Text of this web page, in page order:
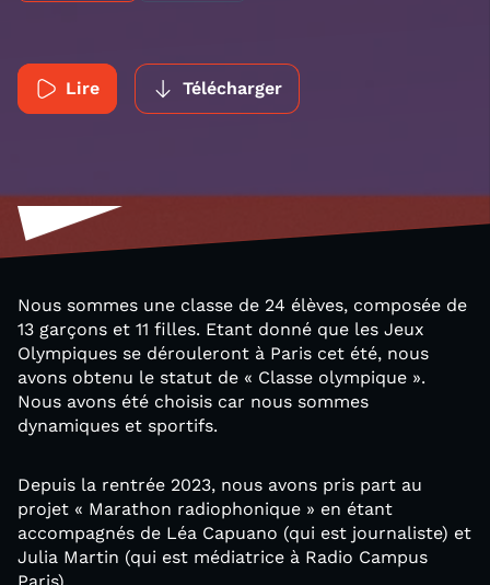
Lire Télécharger
Nous sommes une classe de 24 élèves, composée de
13 garçons et 11 filles. Etant donné que les Jeux
Olympiques se dérouleront à Paris cet été, nous
avons obtenu le statut de « Classe olympique ».
Nous avons été choisis car nous sommes
dynamiques et sportifs.
Depuis la rentrée 2023, nous avons pris part au
projet « Marathon radiophonique » en étant
accompagnés de Léa Capuano (qui est journaliste) et
Julia Martin (qui est médiatrice à Radio Campus